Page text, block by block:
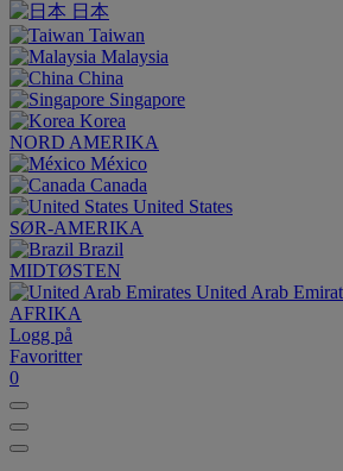
日本
Taiwan
Malaysia
China
Singapore
Korea
NORD AMERIKA
México
Canada
United States
SØR-AMERIKA
Brazil
MIDTØSTEN
United Arab
AFRIKA
Logg på
Favoritter
0